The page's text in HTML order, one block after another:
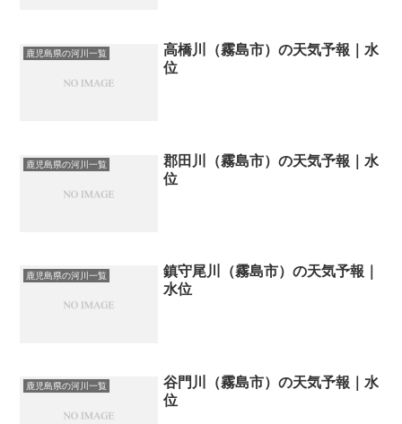
鹿児島県の河川一覧
高橋川（霧島市）の天気予報｜水
位
鹿児島県の河川一覧
郡田川（霧島市）の天気予報｜水
位
鹿児島県の河川一覧
鎮守尾川（霧島市）の天気予報｜
水位
鹿児島県の河川一覧
谷門川（霧島市）の天気予報｜水
位